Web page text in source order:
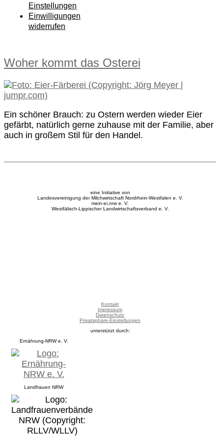
Einstellungen
Einwilligungen
widerrufen
Woher kommt das Osterei
Ein schöner Brauch: zu Ostern werden wieder Eier
gefärbt, natürlich gerne zuhause mit der Familie, aber
auch in großem Stil für den Handel.
eine Initiative von
Landesvereinigung der Milchwirtschaft Nordrhein-Westfalen e. V.
mein-ei.nrw e. V.
Westfälisch-Lippischer Landwirtschaftsverband e. V.
Kontakt
Impressum
Datenschutz
Privatsphäre-Einstellungen
unterstützt durch:
Ernährung-NRW e. V.
Landfrauen NRW